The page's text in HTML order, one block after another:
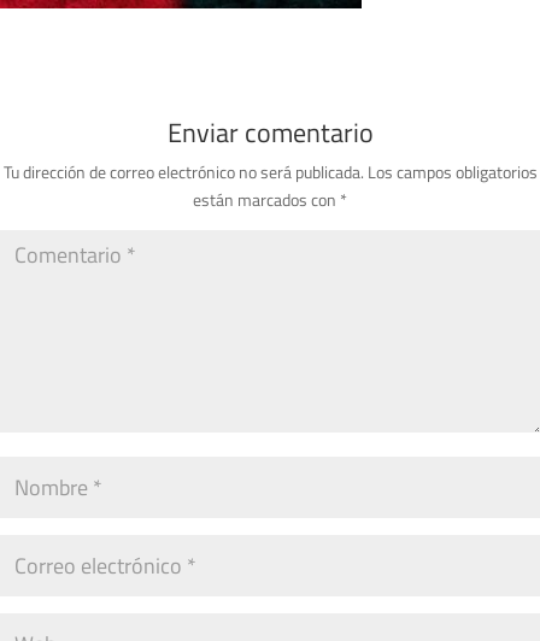
Enviar comentario
Tu dirección de correo electrónico no será publicada. Los campos obligatorios
están marcados con *